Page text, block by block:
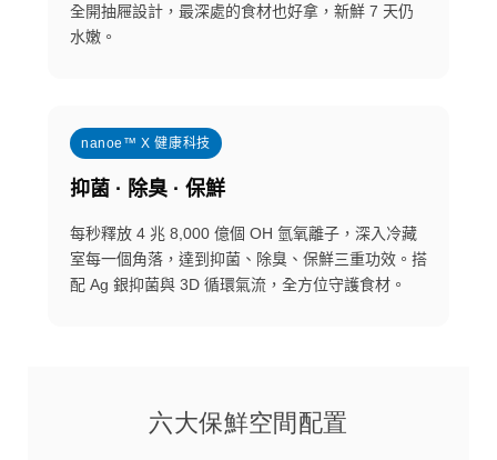
全開抽屜設計，最深處的食材也好拿，新鮮 7 天仍
水嫩。
nanoe™ X 健康科技
抑菌 · 除臭 · 保鮮
每秒釋放 4 兆 8,000 億個 OH 氫氧離子，深入冷藏
室每一個角落，達到抑菌、除臭、保鮮三重功效。搭
配 Ag 銀抑菌與 3D 循環氣流，全方位守護食材。
六大保鮮空間配置